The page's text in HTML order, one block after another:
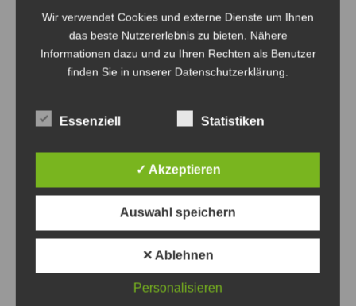
Feuerwehr Sehnde
Wir verwendet Cookies und externe Dienste um Ihnen
das beste Nutzererlebnis zu bieten. Nähere
Informationen dazu und zu Ihren Rechten als Benutzer
finden Sie in unserer Datenschutzerklärung.
Essenziell Statistiken
✓ Akzeptieren
Auswahl speichern
✕ Ablehnen
Personalisieren